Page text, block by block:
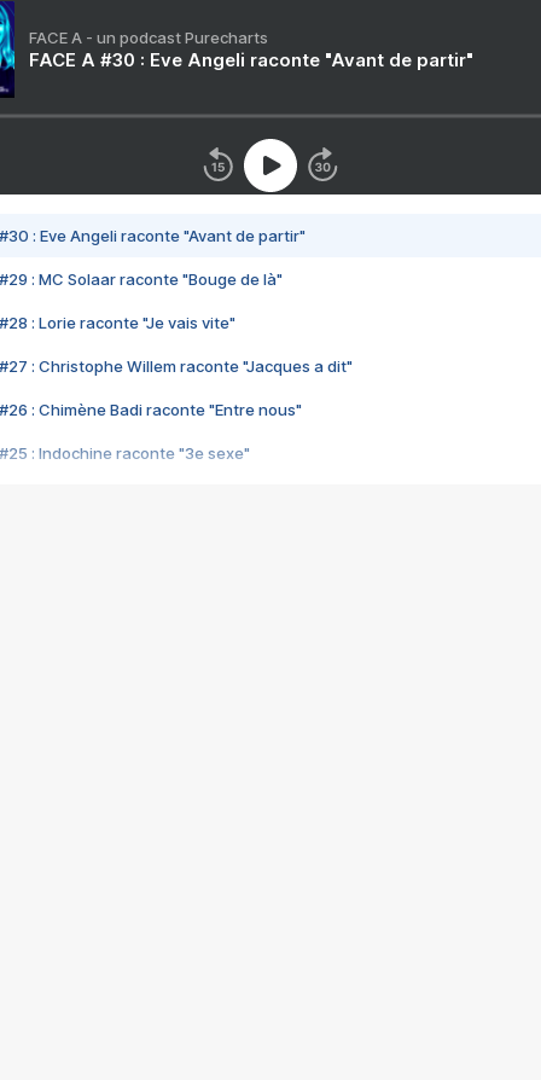
FACE A - un podcast Purecharts
FACE A #30 : Eve Angeli raconte "Avant de partir"
#30 : Eve Angeli raconte "Avant de partir"
#29 : MC Solaar raconte "Bouge de là"
#28 : Lorie raconte "Je vais vite"
#27 : Christophe Willem raconte "Jacques a dit"
#26 : Chimène Badi raconte "Entre nous"
#25 : Indochine raconte "3e sexe"